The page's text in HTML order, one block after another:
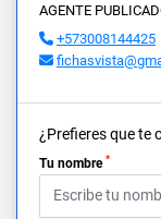
AGENTE
+573008144425
¿Prefieres que te
Tu nombre *